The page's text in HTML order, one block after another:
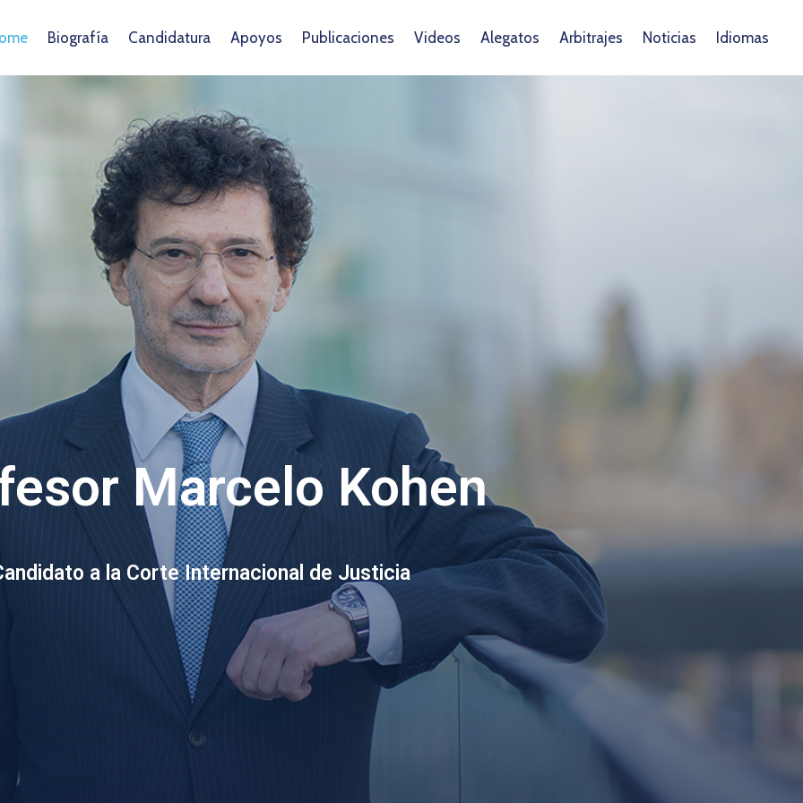
Biografía Candidatura Apoyos Publicaciones Videos Alegatos Arbitrajes Noticias Idiomas
Marcelo Kohen
a la Corte Internacional de Justicia